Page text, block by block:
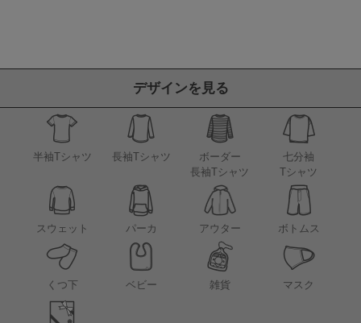
デザインを見る
半袖Tシャツ 長袖Tシャツ
ボーダー
長袖Tシャツ
七分袖
Tシャツ
スウェット パーカ アウター ボトムス
くつ下 ベビー 雑貨 マスク